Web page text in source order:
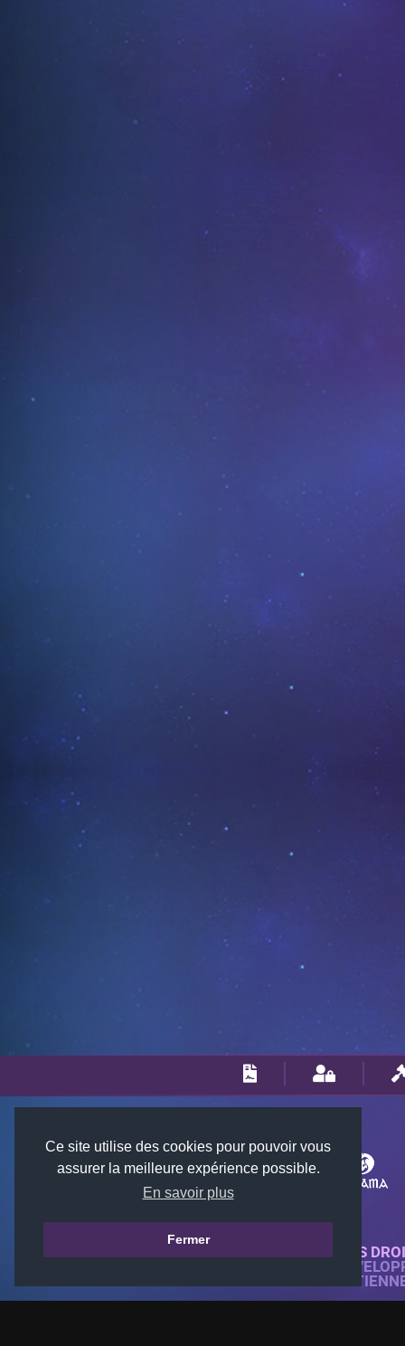
Ce site utilise des cookies pour pouvoir vous
assurer la meilleure expérience possible.
En savoir plus
Fermer
© 2018-2026 KTARENA. TOUS
SITE WEB ENTIÈREMENT
TOUTES LES IMAGES